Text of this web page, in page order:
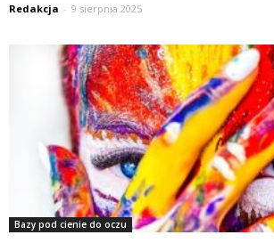
Redakcja - 9 sierpnia 2025
Bazy pod cienie do oczu